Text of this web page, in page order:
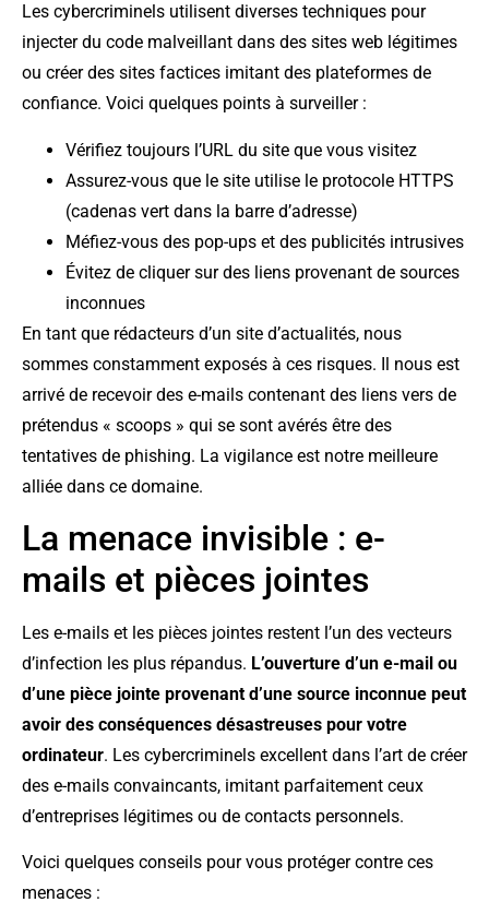
Les cybercriminels utilisent diverses techniques pour
injecter du code malveillant dans des sites web légitimes
ou créer des sites factices imitant des plateformes de
confiance. Voici quelques points à surveiller :
Vérifiez toujours l’URL du site que vous visitez
Assurez-vous que le site utilise le protocole HTTPS
(cadenas vert dans la barre d’adresse)
Méfiez-vous des pop-ups et des publicités intrusives
Évitez de cliquer sur des liens provenant de sources
inconnues
En tant que rédacteurs d’un site d’actualités, nous
sommes constamment exposés à ces risques. Il nous est
arrivé de recevoir des e-mails contenant des liens vers de
prétendus « scoops » qui se sont avérés être des
tentatives de phishing. La vigilance est notre meilleure
alliée dans ce domaine.
La menace invisible : e-
mails et pièces jointes
Les e-mails et les pièces jointes restent l’un des vecteurs
d’infection les plus répandus. L’ouverture d’un e-mail ou
d’une pièce jointe provenant d’une source inconnue peut
avoir des conséquences désastreuses pour votre
ordinateur. Les cybercriminels excellent dans l’art de créer
des e-mails convaincants, imitant parfaitement ceux
d’entreprises légitimes ou de contacts personnels.
Voici quelques conseils pour vous protéger contre ces
menaces :